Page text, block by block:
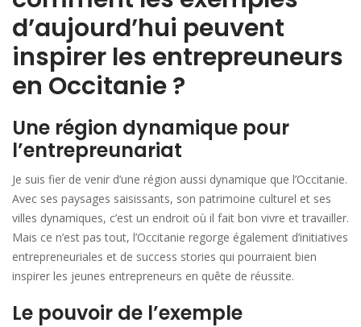
d’aujourd’hui peuvent
inspirer les entrepreuneurs
en Occitanie ?
Une région dynamique pour
l’entrepreunariat
Je suis fier de venir d’une région aussi dynamique que l’Occitanie.
Avec ses paysages saisissants, son patrimoine culturel et ses
villes dynamiques, c’est un endroit où il fait bon vivre et travailler.
Mais ce n’est pas tout, l’Occitanie regorge également d’initiatives
entrepreneuriales et de success stories qui pourraient bien
inspirer les jeunes entrepreneurs en quête de réussite.
Le pouvoir de l’exemple